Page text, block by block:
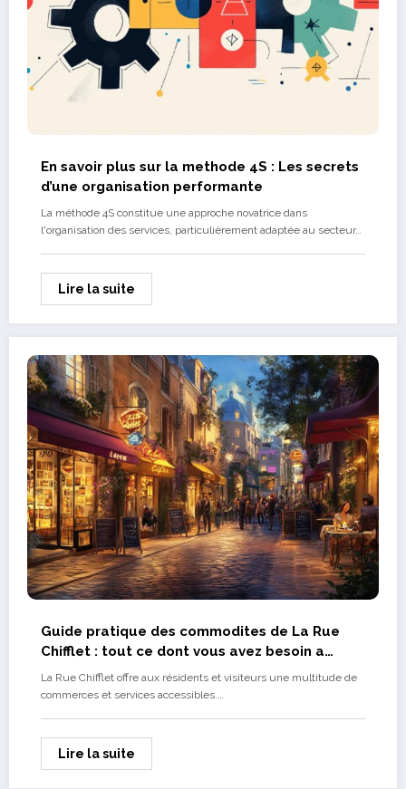
En savoir plus sur la methode 4S : Les secrets
d’une organisation performante
La méthode 4S constitue une approche novatrice dans
l'organisation des services, particulièrement adaptée au secteur…
Lire la suite
Guide pratique des commodites de La Rue
Chifflet : tout ce dont vous avez besoin a
portee de main
La Rue Chifflet offre aux résidents et visiteurs une multitude de
commerces et services accessibles.…
Lire la suite